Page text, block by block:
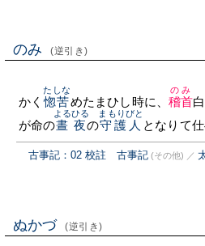
のみ (逆引き)
かく惚苦
たしな
めたまひし時に、稽首
のみ
が命の晝夜
よるひる
の守護人
まもりびと
となりて
古事記：02 校註 古事記 (その他) ／
ぬかづ (逆引き)